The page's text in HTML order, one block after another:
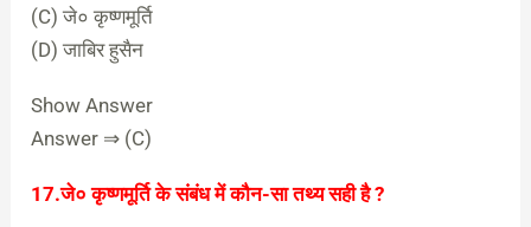
(C) जे० कृष्णमूर्ति
(D) जाबिर हुसैन
Show Answer
Answer ⇒ (C)
17.जे० कृष्णमूर्ति के संबंध में कौन-सा तथ्य सही है ?